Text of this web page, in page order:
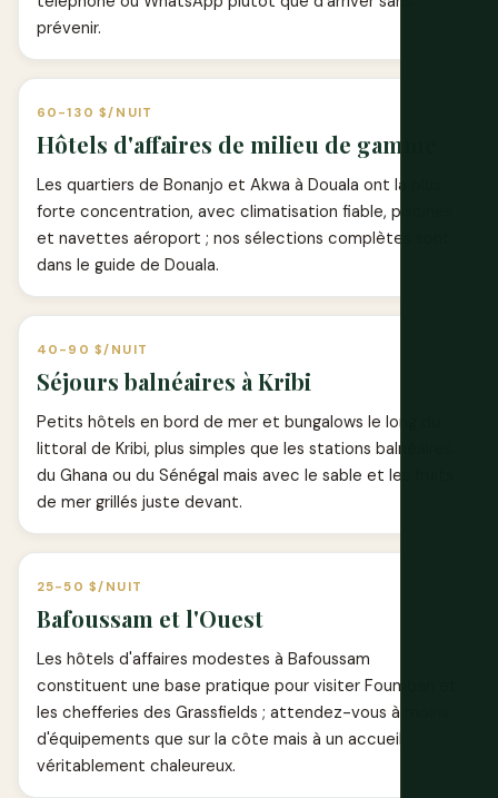
prévenir.
60-130 $/NUIT
Hôtels d'affaires de milieu de gamme
Les quartiers de Bonanjo et Akwa à Douala ont la plus
forte concentration, avec climatisation fiable, piscines
et navettes aéroport ; nos sélections complètes sont
dans le guide de Douala.
40-90 $/NUIT
Séjours balnéaires à Kribi
Petits hôtels en bord de mer et bungalows le long du
littoral de Kribi, plus simples que les stations balnéaires
du Ghana ou du Sénégal mais avec le sable et les fruits
de mer grillés juste devant.
25-50 $/NUIT
Bafoussam et l'Ouest
Les hôtels d'affaires modestes à Bafoussam
constituent une base pratique pour visiter Foumban et
les chefferies des Grassfields ; attendez-vous à moins
d'équipements que sur la côte mais à un accueil
véritablement chaleureux.